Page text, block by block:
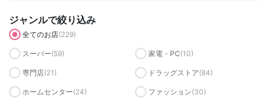
ジャンルで絞り込み
全てのお店(229)
スーパー(59) 家電・PC(10)
専門店(21) ドラッグストア(84)
ホームセンター(24) ファッション(30)